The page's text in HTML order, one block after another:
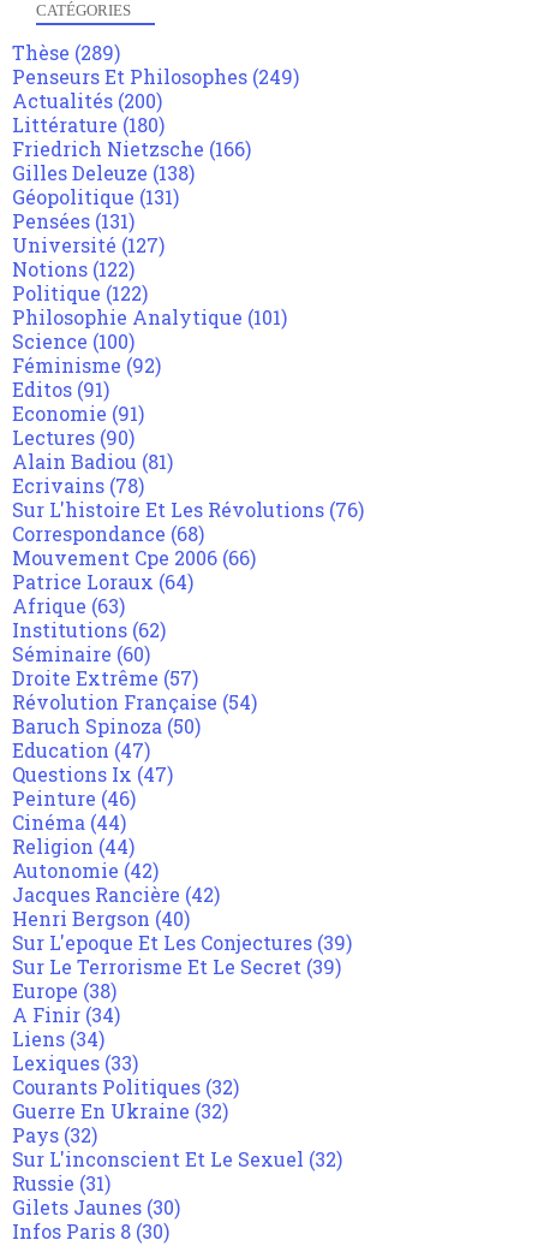
CATÉGORIES
Thèse (289)
Penseurs Et Philosophes (249)
Actualités (200)
Littérature (180)
Friedrich Nietzsche (166)
Gilles Deleuze (138)
Géopolitique (131)
Pensées (131)
Université (127)
Notions (122)
Politique (122)
Philosophie Analytique (101)
Science (100)
Féminisme (92)
Editos (91)
Economie (91)
Lectures (90)
Alain Badiou (81)
Ecrivains (78)
Sur L'histoire Et Les Révolutions (76)
Correspondance (68)
Mouvement Cpe 2006 (66)
Patrice Loraux (64)
Afrique (63)
Institutions (62)
Séminaire (60)
Droite Extrême (57)
Révolution Française (54)
Baruch Spinoza (50)
Education (47)
Questions Ix (47)
Peinture (46)
Cinéma (44)
Religion (44)
Autonomie (42)
Jacques Rancière (42)
Henri Bergson (40)
Sur L'epoque Et Les Conjectures (39)
Sur Le Terrorisme Et Le Secret (39)
Europe (38)
A Finir (34)
Liens (34)
Lexiques (33)
Courants Politiques (32)
Guerre En Ukraine (32)
Pays (32)
Sur L'inconscient Et Le Sexuel (32)
Russie (31)
Gilets Jaunes (30)
Infos Paris 8 (30)